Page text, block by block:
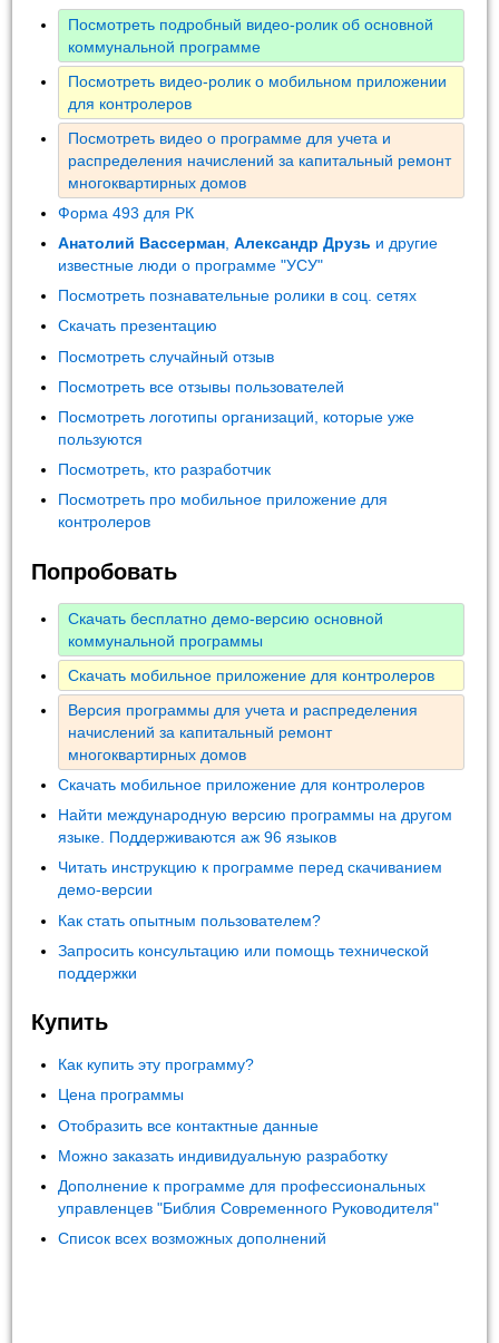
Посмотреть подробный видео-ролик об основной
коммунальной программе
Посмотреть видео-ролик о мобильном приложении
для контролеров
Посмотреть видео о программе для учета и
распределения начислений за капитальный ремонт
многоквартирных домов
Форма 493 для РК
Анатолий Вассерман ,Александр Друзь и другие
известные люди о программе "УСУ"
Посмотреть познавательные ролики в соц. сетях
Скачать презентацию
Посмотреть случайный отзыв
Посмотреть все отзывы пользователей
Посмотреть логотипы организаций, которые уже
пользуются
Посмотреть, кто разработчик
Посмотреть про мобильное приложение для
контролеров
Попробовать
Скачать бесплатно демо-версию основной
коммунальной программы
Скачать мобильное приложение для контролеров
Версия программы для учета и распределения
начислений за капитальный ремонт
многоквартирных домов
Скачать мобильное приложение для контролеров
Найти международную версию программы на другом
языке. Поддерживаются аж 96 языков
Читать инструкцию к программе перед скачиванием
демо-версии
Как стать опытным пользователем?
Запросить консультацию или помощь технической
поддержки
Купить
Как купить эту программу?
Цена программы
Отобразить все контактные данные
Можно заказать индивидуальную разработку
Дополнение к программе для профессиональных
управленцев "Библия Современного Руководителя"
Список всех возможных дополнений